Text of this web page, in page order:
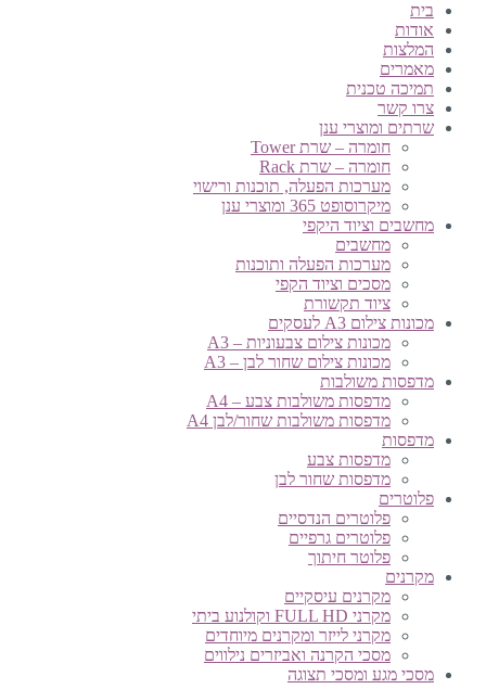
בית
אודות
המלצות
מאמרים
תמיכה טכנית
צרו קשר
שרתים ומוצרי ענן
חומרה – שרת Tower
חומרה – שרת Rack
מערכות הפעלה, תוכנות ורישוי
מיקרוסופט 365 ומוצרי ענן
מחשבים וציוד היקפי
מחשבים
מערכות הפעלה ותוכנות
מסכים וציוד הקפי
ציוד תקשורת
מכונות צילום A3 לעסקים
מכונות צילום צבעוניות – A3
מכונות צילום שחור לבן – A3
מדפסות משולבות
מדפסות משולבות צבע – A4
מדפסות משולבות שחור/לבן A4
מדפסות
מדפסות צבע
מדפסות שחור לבן
פלוטרים
פלוטרים הנדסיים
פלוטרים גרפיים
פלוטר חיתוך
מקרנים
מקרנים עיסקיים
מקרני FULL HD וקולנוע ביתי
מקרני לייזר ומקרנים מיוחדים
מסכי הקרנה ואביזרים נילווים
מסכי מגע ומסכי תצוגה